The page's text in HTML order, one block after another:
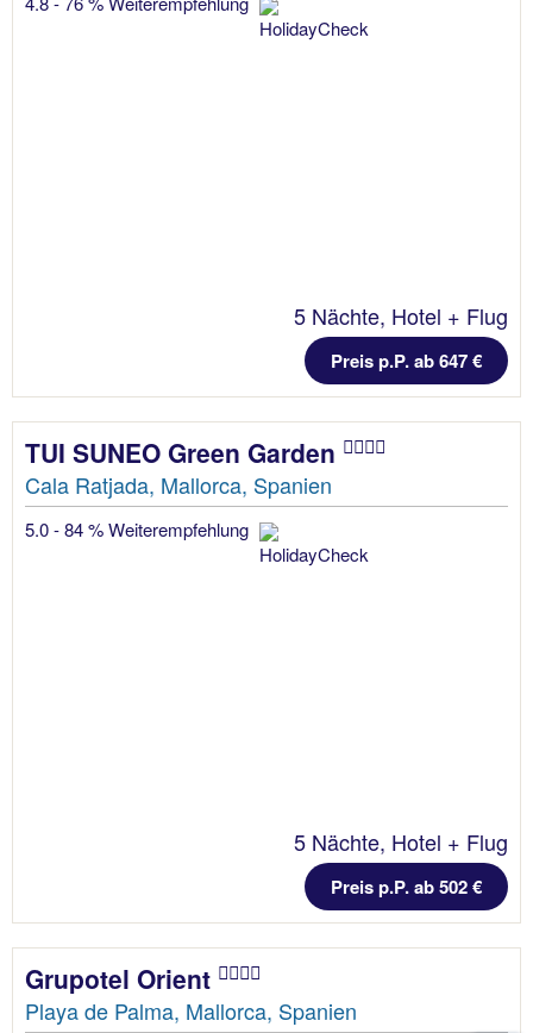
5 Nächte, Hotel + Flug
Preis p.P. ab 647 €
TUI SUNEO Green Garden
Cala Ratjada, Mallorca, Spanien
5.0 - 84 % Weiterempfehlung
5 Nächte, Hotel + Flug
Preis p.P. ab 502 €
Grupotel Orient
Playa de Palma, Mallorca, Spanien